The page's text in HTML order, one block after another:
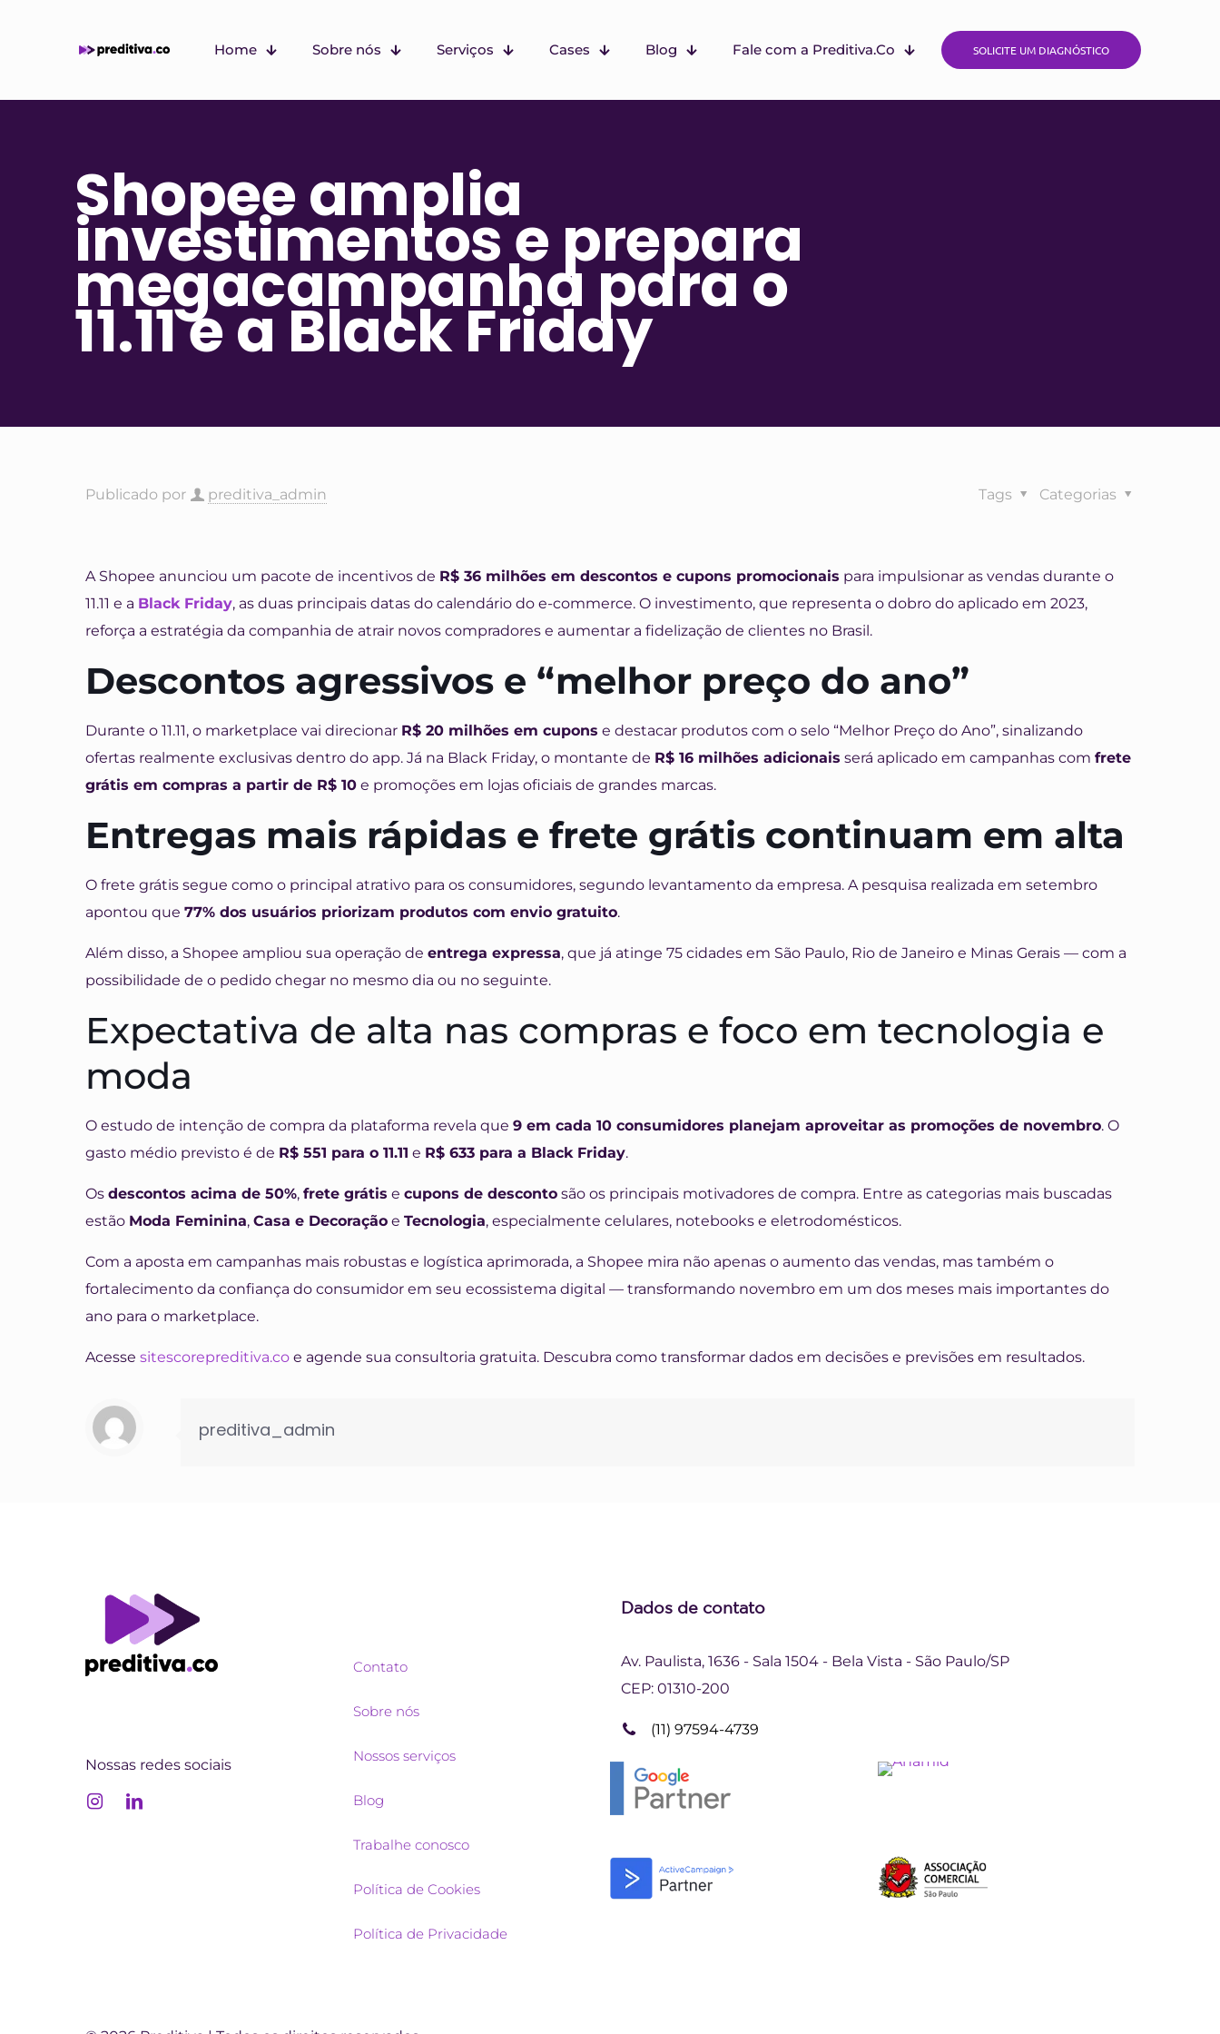
Home Sobre nós Serviços Cases Blog Fale com a Preditiva.Co SOLICITE UM DIAGNÓSTICO
Shopee amplia
investimentos e prepara
megacampanha para o
11.11 e a Black Friday
Publicado por preditiva_admin Categorias
Tags
A Shopee anunciou um pacote de incentivos de R$ 36 milhões em descontos e cupons promocionais para impulsionar as vendas durante o
11.11 e a Black Friday, as duas principais datas do calendário do e-commerce. O investimento, que representa o dobro do aplicado em 2023,
reforça a estratégia da companhia de atrair novos compradores e aumentar a fidelização de clientes no Brasil.
Descontos agressivos e “melhor preço do ano”
Durante o 11.11, o marketplace vai direcionar R$ 20 milhões em cupons e destacar produtos com o selo “Melhor Preço do Ano”, sinalizando
ofertas realmente exclusivas dentro do app. Já na Black Friday, o montante de R$ 16 milhões adicionais será aplicado em campanhas com frete
grátis em compras a partir de R$ 10e promoções em lojas oficiais de grandes marcas.
Entregas mais rápidas e frete grátis continuam em alta
O frete grátis segue como o principal atrativo para os consumidores, segundo levantamento da empresa. A pesquisa realizada em setembro
apontou que 77% dos usuários priorizam produtos com envio gratuito.
Além disso, a Shopee ampliou sua operação de entrega expressa, que já atinge 75 cidades em São Paulo, Rio de Janeiro e Minas Gerais — com a
possibilidade de o pedido chegar no mesmo dia ou no seguinte.
Expectativa de alta nas compras e foco em tecnologia e
moda
O estudo de intenção de compra da plataforma revela que 9 em cada 10 consumidores planejam aproveitar as promoções de novembro. O
gasto médio previsto é de R$ 551 para o 11.11 e R$ 633 para a Black Friday.
Os descontos acima de 50%, frete grátis e cupons de descontosão os principais motivadores de compra. Entre as categorias mais buscadas
estão Moda Feminina, Casa e Decoraçãoe Tecnologia, especialmente celulares, notebooks e eletrodomésticos.
Com a aposta em campanhas mais robustas e logística aprimorada, a Shopee mira não apenas o aumento das vendas, mas também o
fortalecimento da confiança do consumidor em seu ecossistema digital — transformando novembro em um dos meses mais importantes do
ano para o marketplace.
Acesse sitescorepreditiva.coe agende sua consultoria gratuita. Descubra como transformar dados em decisões e previsões em resultados.
preditiva_admin
Nossas redes sociais
Contato
Sobre nós
Nossos serviços
Blog
Trabalhe conosco
Política de Cookies
Política de Privacidade
Dados de contato
Av. Paulista, 1636 - Sala 1504 - Bela Vista - São Paulo/SP
CEP: 01310-200
(11) 97594-4739